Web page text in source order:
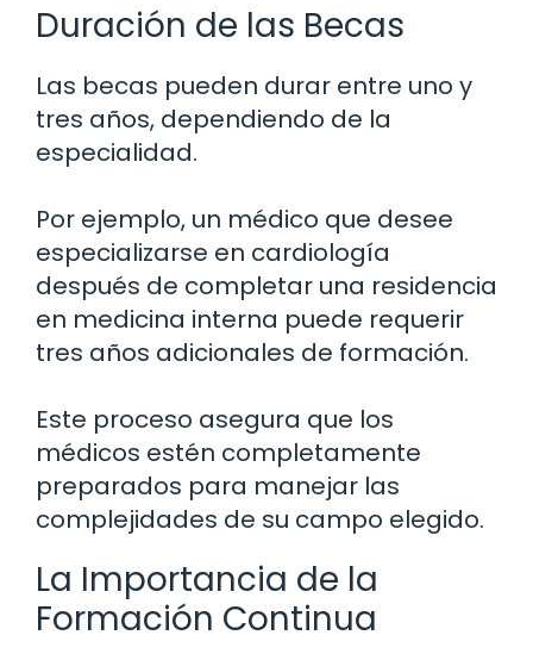
Duración de las Becas
Las becas pueden durar entre uno y
tres años, dependiendo de la
especialidad.
Por ejemplo, un médico que desee
especializarse en cardiología
después de completar una residencia
en medicina interna puede requerir
tres años adicionales de formación.
Este proceso asegura que los
médicos estén completamente
preparados para manejar las
complejidades de su campo elegido.
La Importancia de la
Formación Continua